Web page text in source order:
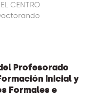
CENTRO
Profesorado
Inicial y
Formales e